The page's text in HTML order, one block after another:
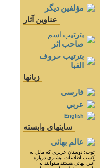
مؤلفين ديگر
عناوين آثار
بترتيب اسم
صاحب اثر
بترتيب حروف
الفبا
زبانها
فارسی
عربي
English
سايتهای وابسته
عالم بهائی
توجه: دوستان عزيزى كه مايل به
كسب اطلاعات بيشترى درباره
آئين بهائى هستند ميتوانند به